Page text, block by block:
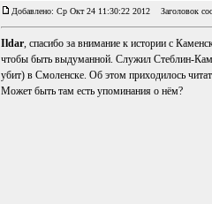
Добавлено: Ср Окт 24 11:30:22 2012 Заголовок
Ildar, спасибо за внимание к истории с
чтобы быть выдуманной. Служил Стеблин-
убит) в Смоленске. Об этом приходилось
Может быть там есть упоминания о нём?